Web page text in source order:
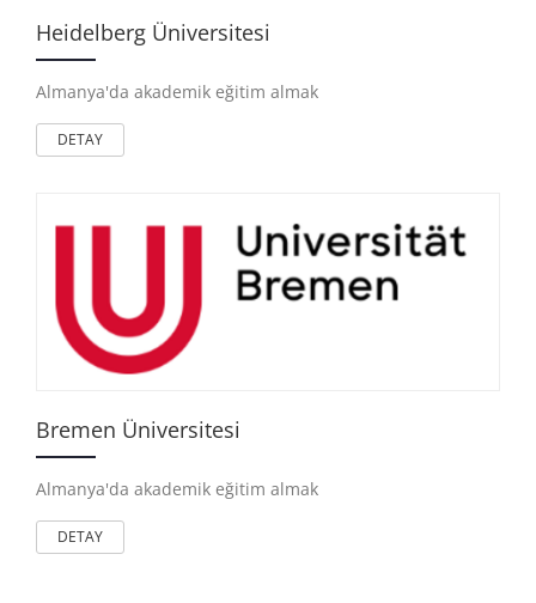
Heidelberg Üniversitesi
Almanya'da akademik eğitim almak
DETAY
Bremen Üniversitesi
Almanya'da akademik eğitim almak
DETAY